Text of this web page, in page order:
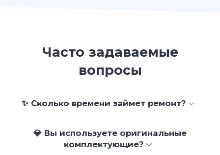
Часто задаваемые
вопросы
✨ Сколько времени займет ремонт?
💎 Вы используете оригинальные
комплектующие?